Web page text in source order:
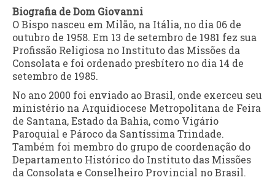
Biografia de Dom Giovanni
O Bispo nasceu em Milão, na Itália, no dia 06 de
outubro de 1958. Em 13 de setembro de 1981 fez sua
Profissão Religiosa no Instituto das Missões da
Consolata e foi ordenado presbítero no dia 14 de
setembro de 1985.
No ano 2000 foi enviado ao Brasil, onde exerceu seu
ministério na Arquidiocese Metropolitana de Feira
de Santana, Estado da Bahia, como Vigário
Paroquial e Pároco da Santíssima Trindade.
Também foi membro do grupo de coordenação do
Departamento Histórico do Instituto das Missões
da Consolata e Conselheiro Provincial no Brasil.